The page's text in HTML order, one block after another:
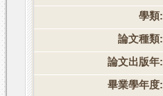
學類:
論文種類:
論文出版年:
畢業學年度: